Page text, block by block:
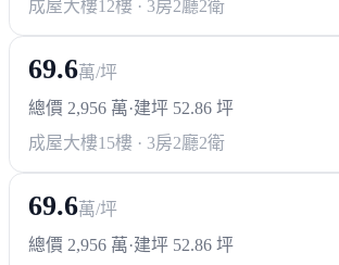
成屋大樓12樓 · 3房2廳2衛
69.6萬/坪
總價 2,956 萬·建坪 52.86 坪
成屋大樓15樓 · 3房2廳2衛
69.6萬/坪
總價 2,956 萬·建坪 52.86 坪